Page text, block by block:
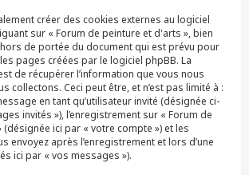
créer des cookies externes au logiciel
sur « Forum de peinture et d'arts », bien
de portée du document qui est prévu pour
pages créées par le logiciel phpBB. La
de récupérer l’information que vous nous
collectons. Ceci peut être, et n’est pas limité à :
en tant qu’utilisateur invité (désignée ci-
invités »), l’enregistrement sur « Forum de
ici par « votre compte ») et les
envoyez après l’enregistrement et lors d’une
ici par « vos messages »).